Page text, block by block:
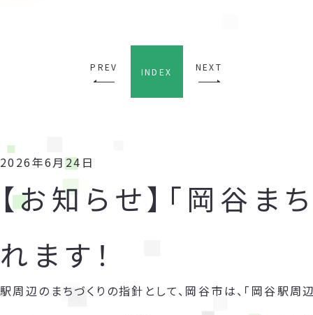
PREV INDEX NEXT
2026年6月24日
【お知らせ】「岡谷
れます！
駅周辺のまちづくりの指針として、岡谷市は、「岡谷駅周